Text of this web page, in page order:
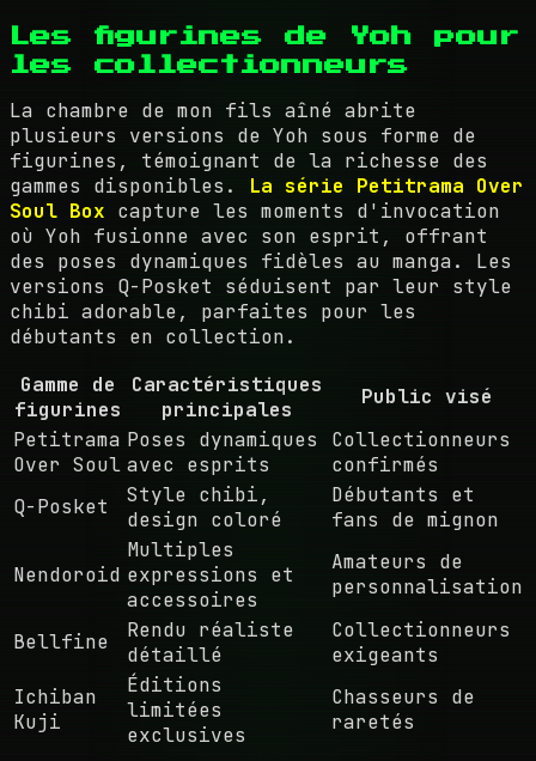
Les figurines de Yoh pour
les collectionneurs
La chambre de mon fils aîné abrite
plusieurs versions de Yoh sous forme de
figurines, témoignant de la richesse des
gammes disponibles. La série Petitrama Over
Soul Box capture les moments d'invocation
où Yoh fusionne avec son esprit, offrant
des poses dynamiques fidèles au manga. Les
versions Q-Posket séduisent par leur style
chibi adorable, parfaites pour les
débutants en collection.
Gamme de
figurines
Caractéristiques
principales
Public visé
Petitrama
Over Soul
Poses dynamiques
avec esprits
Collectionneurs
confirmés
Q-Posket
Style chibi,
design coloré
Débutants et
fans de mignon
Nendoroid
Multiples
expressions et
accessoires
Amateurs de
personnalisation
Bellfine
Rendu réaliste
détaillé
Collectionneurs
exigeants
Ichiban
Kuji
Éditions
limitées
exclusives
Chasseurs de
raretés